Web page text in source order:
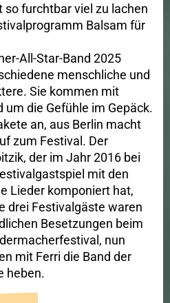
so furchtbar viel zu lachen
Balsam für
All-Star-Band 2025
menschliche und
Sie kommen mit
um die Gefühle im Gepäck.
an, aus Berlin macht
zum Festival. Der
der im Jahr 2016 bei
mit den
Lieder komponiert hat,
drei Festivalgäste waren
Besetzungen beim
nun
mit Ferri die Band der
heben.